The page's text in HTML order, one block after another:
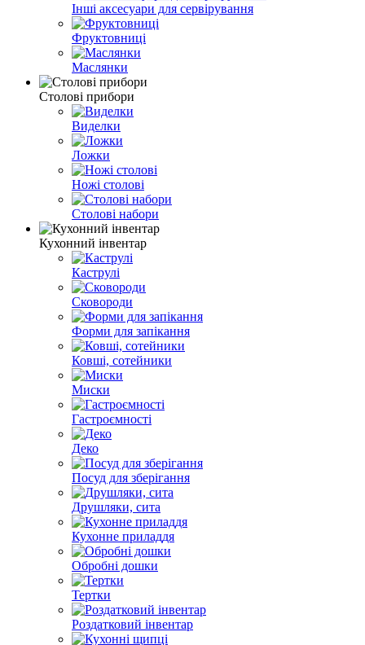
Інші аксесуари для сервірування
Фруктовниці
Маслянки
Столові прибори
Виделки
Ложки
Ножі столові
Столові набори
Кухонний інвентар
Каструлі
Сковороди
Форми для запікання
Ковші, сотейники
Миски
Гастроємності
Деко
Посуд для зберігання
Друшляки, сита
Кухонне приладдя
Обробні дошки
Тертки
Роздатковий інвентар